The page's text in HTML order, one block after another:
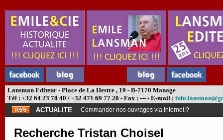
Lansman Editeur - Place de La Hestre , 19 - B-7170 Manage
Tél : +32 64 23 78 40 / +32 471 69 77 20 - Fax : --- - E-mail :
ACTUALITE
Commander nos ouvrages via Internet ?
Recherche Tristan Choisel